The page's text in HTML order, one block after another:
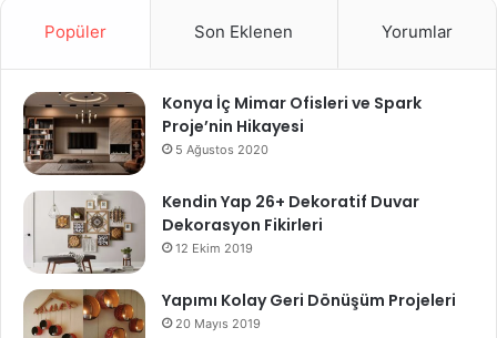
Popüler Son Eklenen Yorumlar
Konya İç Mimar Ofisleri ve Spark
Proje’nin Hikayesi
5 Ağustos 2020
Kendin Yap 26+ Dekoratif Duvar
Dekorasyon Fikirleri
12 Ekim 2019
Yapımı Kolay Geri Dönüşüm Projeleri
20 Mayıs 2019